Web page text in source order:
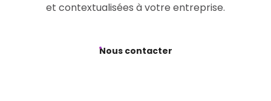
et contextualisées à votre entreprise.
Nous contacter